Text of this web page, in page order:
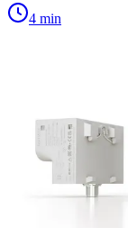
4 min